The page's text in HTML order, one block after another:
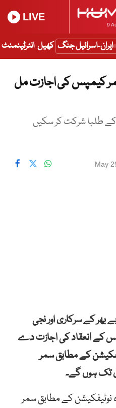
9
LIVE
ایران-اسرائیل جنگ کھیل انٹرٹینمنٹ
کیمپس کی اجازت مل
طلبا شرکت کر سکیں
May
کے سرکاری اور نجی
کے انعقاد کی اجازت دے
کے مطابق سمر
کے مطابق سمر